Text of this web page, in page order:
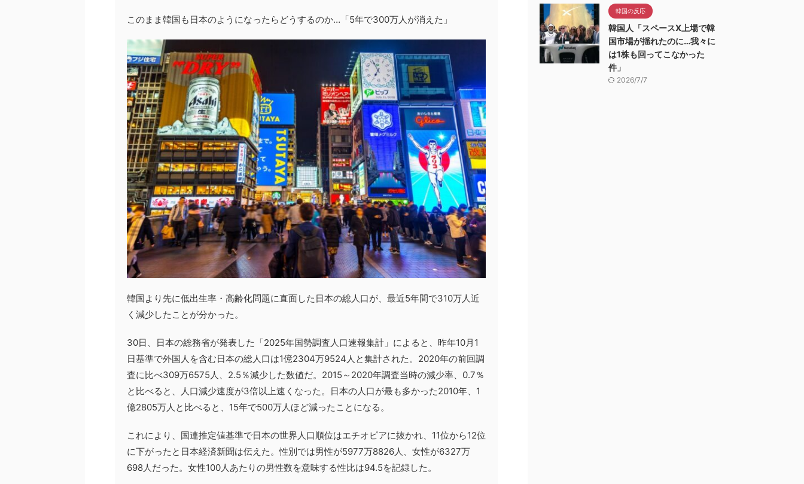
このまま韓国も日本のようになったらどうするのか…「5年で300万人が消えた」
韓国より先に低出生率・高齢化問題に直面した日本の総人口が、最近5年間で310万人近
く減少したことが分かった。
30日、日本の総務省が発表した「2025年国勢調査人口速報集計」によると、昨年10月1
日基準で外国人を含む日本の総人口は1億2304万9524人と集計された。2020年の前回調
査に比べ309万6575人、2.5％減少した数値だ。2015～2020年調査当時の減少率、0.7％
と比べると、人口減少速度が3倍以上速くなった。日本の人口が最も多かった2010年、1
億2805万人と比べると、15年で500万人ほど減ったことになる。
これにより、国連推定値基準で日本の世界人口順位はエチオピアに抜かれ、11位から12位
に下がったと日本経済新聞は伝えた。性別では男性が5977万8826人、女性が6327万
698人だった。女性100人あたりの男性数を意味する性比は94.5を記録した。
韓国の反応
韓国人「スペースX上場で韓
国市場が揺れたのに…我々に
は1株も回ってこなかった
件」
2026/7/7